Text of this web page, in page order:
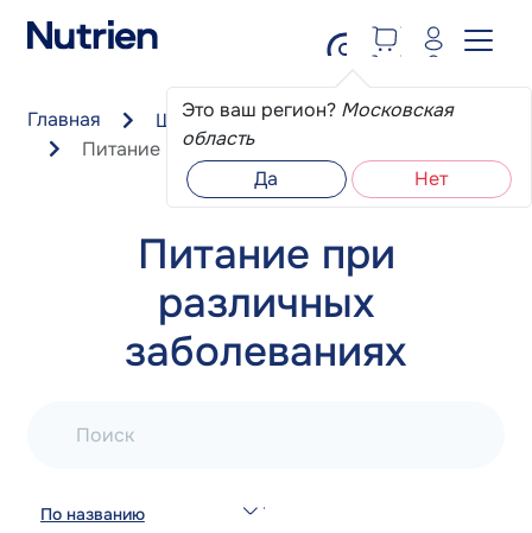
Это ваш регион? Московская
область
Да
Нет
Главная
Школа пациента
Питание при различных заболеваниях
Питание при
различных
заболеваниях
Поиск
По названию